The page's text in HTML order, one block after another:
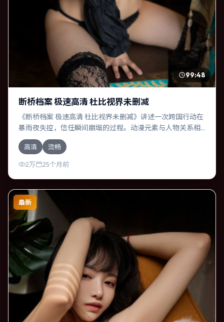
99:48
断桥档案 极速高清 杜比视界未删减
《断桥档案 极速高清 杜比视界未删减》讲述一次跨国行动在
暴雨夜失控，信任瞬间崩塌的过程。动漫元素与人物关系相
互咬合，河正宇、廖凡的对手戏尤为出彩。导演是枝裕和善
于在长镜头中积蓄张力，本片亦在德国实地取景，增强真实
质感。
高清 流畅
2万 25个月前
最新